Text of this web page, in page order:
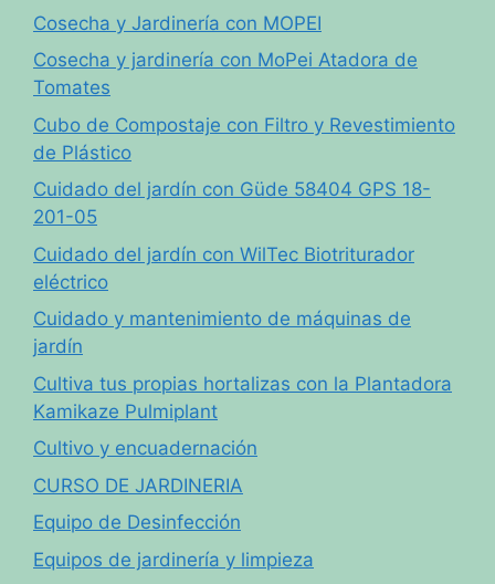
Cosecha y Jardinería con MOPEI
Cosecha y jardinería con MoPei Atadora de
Tomates
Cubo de Compostaje con Filtro y Revestimiento
de Plástico
Cuidado del jardín con Güde 58404 GPS 18-
201-05
Cuidado del jardín con WilTec Biotriturador
eléctrico
Cuidado y mantenimiento de máquinas de
jardín
Cultiva tus propias hortalizas con la Plantadora
Kamikaze Pulmiplant
Cultivo y encuadernación
CURSO DE JARDINERIA
Equipo de Desinfección
Equipos de jardinería y limpieza